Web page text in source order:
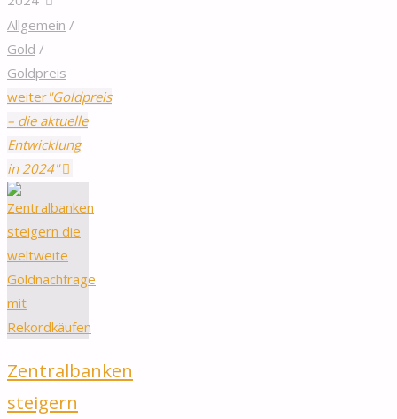
Allgemein /
Gold /
Goldpreis
weiter"Goldpreis
– die aktuelle
Entwicklung
in 2024"
Zentralbanken
steigern